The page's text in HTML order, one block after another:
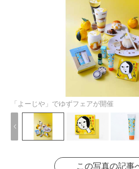
「よーじや」でゆずフェアが開催
この写真の記事